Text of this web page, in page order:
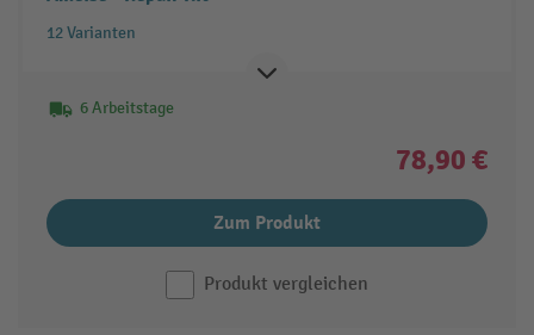
12 Varianten
6 Arbeitstage
78,90 €
Zum Produkt
Produkt vergleichen